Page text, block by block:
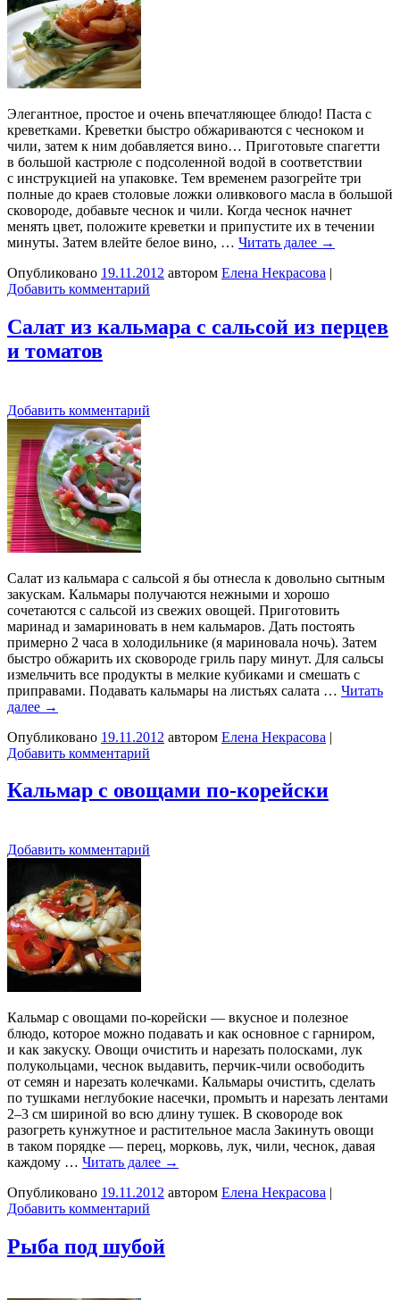
Элегантное, простое и очень впечатляющее блюдо! Паста с
креветками. Креветки быстро обжариваются с чесноком и
чили, затем к ним добавляется вино… Приготовьте спагетти
в большой кастрюле с подсоленной водой в соответствии
с инструкцией на упаковке. Тем временем разогрейте три
полные до краев столовые ложки оливкового масла в большой
сковороде, добавьте чеснок и чили. Когда чеснок начнет
менять цвет, положите креветки и припустите их в течении
минуты. Затем влейте белое вино, … Читать далее →
Опубликовано 19.11.2012 автором Елена Некрасова |
Добавить комментарий
Салат из кальмара с сальсой из перцев
и томатов
Добавить комментарий
Салат из кальмара с сальсой я бы отнесла к довольно сытным
закускам. Кальмары получаются нежными и хорошо
сочетаются с сальсой из свежих овощей. Приготовить
маринад и замариновать в нем кальмаров. Дать постоять
примерно 2 часа в холодильнике (я мариновала ночь). Затем
быстро обжарить их сковороде гриль пару минут. Для сальсы
измельчить все продукты в мелкие кубиками и смешать с
приправами. Подавать кальмары на листьях салата … Читать
далее →
Опубликовано 19.11.2012 автором Елена Некрасова |
Добавить комментарий
Кальмар с овощами по-корейски
Добавить комментарий
Кальмар с овощами по-корейски — вкусное и полезное
блюдо, которое можно подавать и как основное с гарниром,
и как закуску. Овощи очистить и нарезать полосками, лук
полукольцами, чеснок выдавить, перчик-чили освободить
от семян и нарезать колечками. Кальмары очистить, сделать
по тушками неглубокие насечки, промыть и нарезать лентами
2–3 см шириной во всю длину тушек. В сковороде вок
разогреть кунжутное и растительное масла Закинуть овощи
в таком порядке — перец, морковь, лук, чили, чеснок, давая
каждому … Читать далее →
Опубликовано 19.11.2012 автором Елена Некрасова |
Добавить комментарий
Рыба под шубой